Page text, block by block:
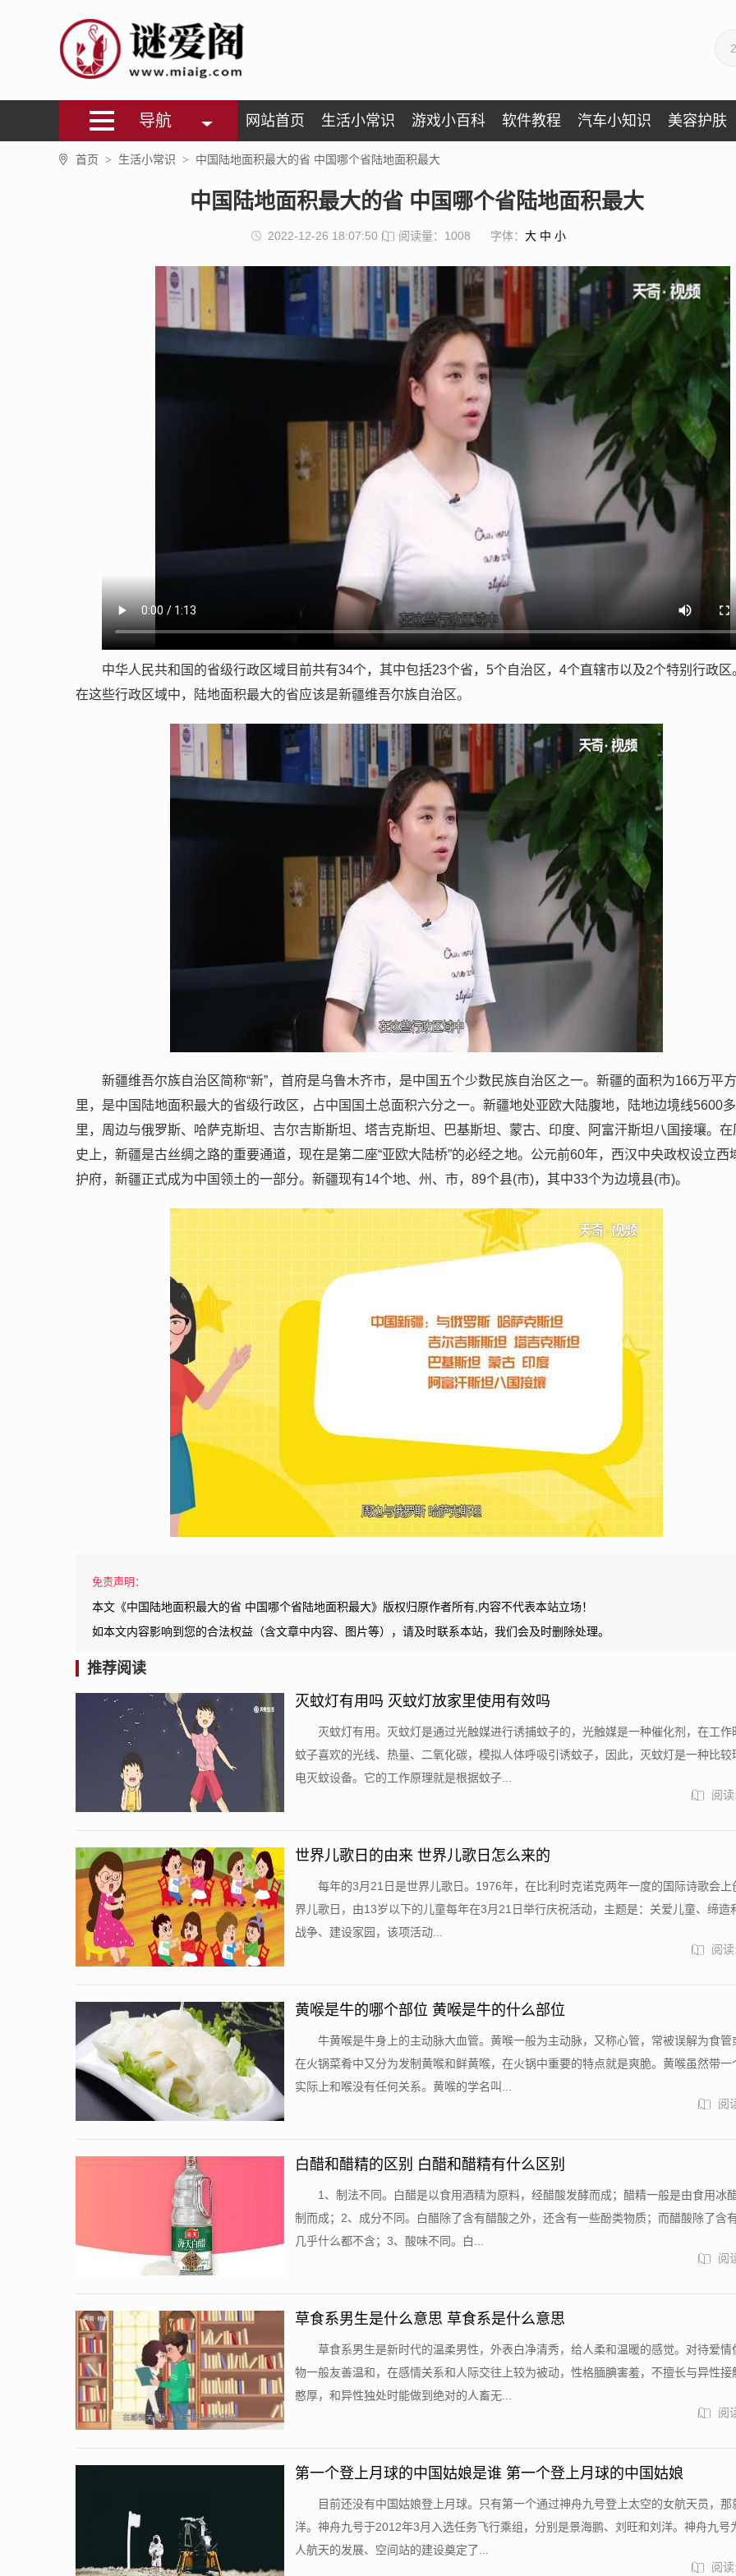
导航 网站首页 生活小常识 游戏小百科 软件教程 汽车小知识 美容护肤
首页 > 生活小常识 > 中国陆地面积最大的省 中国哪个省陆地面积最大
中国陆地面积最大的省 中国哪个省陆地面积最大
2022-12-26 18:07:50 阅读量：1008 字体： 大 中 小
中华人民共和国的省级行政区域目前共有34个，其中包括23个省，5个自治区，4个直辖市以及2个特别行政区
在这些行政区域中，陆地面积最大的省应该是新疆维吾尔族自治区。
新疆维吾尔族自治区简称“新”，首府是乌鲁木齐市，是中国五个少数民族自治区之一。新疆的面积为166万平
里，是中国陆地面积最大的省级行政区，占中国国土总面积六分之一。新疆地处亚欧大陆腹地，陆地边境线5600
里，周边与俄罗斯、哈萨克斯坦、吉尔吉斯斯坦、塔吉克斯坦、巴基斯坦、蒙古、印度、阿富汗斯坦八国接壤。在
史上，新疆是古丝绸之路的重要通道，现在是第二座“亚欧大陆桥”的必经之地。公元前60年，西汉中央政权设立西
护府，新疆正式成为中国领土的一部分。新疆现有14个地、州、市，89个县(市)，其中33个为边境县(市)。
免责声明：
本文《中国陆地面积最大的省 中国哪个省陆地面积最大》版权归原作者所有,内容不代表本站立场！
如本文内容影响到您的合法权益（含文章中内容、图片等），请及时联系本站，我们会及时删除处理。
推荐阅读
灭蚊灯有用吗 灭蚊灯放家里使用有效吗
灭蚊灯有用。灭蚊灯是通过光触媒进行诱捕蚊子的，光触媒是一种催化剂，在工作
蚊子喜欢的光线、热量、二氧化碳，模拟人体呼吸引诱蚊子，因此，灭蚊灯是一种比较
电灭蚊设备。它的工作原理就是根据蚊子...
阅
世界儿歌日的由来 世界儿歌日怎么来的
每年的3月21日是世界儿歌日。1976年，在比利时克诺克两年一度的国际诗歌会上
界儿歌日，由13岁以下的儿童每年在3月21日举行庆祝活动，主题是：关爱儿童、缔造
战争、建设家园，该项活动...
阅
黄喉是牛的哪个部位 黄喉是牛的什么部位
牛黄喉是牛身上的主动脉大血管。黄喉一般为主动脉，又称心管，常被误解为食管
在火锅菜肴中又分为发制黄喉和鲜黄喉，在火锅中重要的特点就是爽脆。黄喉虽然带一
实际上和喉没有任何关系。黄喉的学名叫...
阅
白醋和醋精的区别 白醋和醋精有什么区别
1、制法不同。白醋是以食用酒精为原料，经醋酸发酵而成；醋精一般是由食用冰
制而成；2、成分不同。白醋除了含有醋酸之外，还含有一些酚类物质；而醋酸除了含
几乎什么都不含；3、酸味不同。白...
阅
草食系男生是什么意思 草食系是什么意思
草食系男生是新时代的温柔男性，外表白净清秀，给人柔和温暖的感觉。对待爱情
物一般友善温和，在感情关系和人际交往上较为被动，性格腼腆害羞，不擅长与异性接
憨厚，和异性独处时能做到绝对的人畜无...
阅
第一个登上月球的中国姑娘是谁 第一个登上月球的中国姑娘
目前还没有中国姑娘登上月球。只有第一个通过神舟九号登上太空的女航天员，那
洋。神舟九号于2012年3月入选任务飞行乘组，分别是景海鹏、刘旺和刘洋。神舟九号
人航天的发展、空间站的建设奠定了...
阅